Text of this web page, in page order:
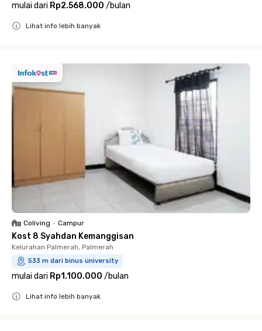
mulai dari Rp2.568.000 /bulan
Lihat info lebih banyak
Coliving • Campur
Kost 8 Syahdan Kemanggisan
Kelurahan Palmerah, Palmerah
533 m dari binus university
mulai dari Rp1.100.000 /bulan
Lihat info lebih banyak